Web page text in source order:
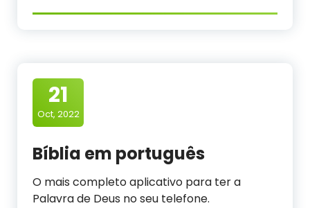
21
Oct, 2022
Bíblia em português
O mais completo aplicativo para ter a
Palavra de Deus no seu telefone.